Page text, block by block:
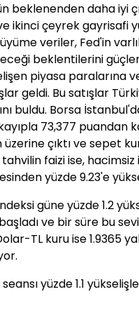
beklenenden daha iyi
ikinci çeyrek gayrisafi
veriler, Fed'in
beklentilerini
piyasa paralarına
geldi. Bu satışlar
buldu. Borsa
73,377 puandan
üzerine çıktı ve sepet
faizi ise,
yüzde 9.23'e
güne yüzde 1.2
ve bir süre bu
TL kuru ise 1.9365
yüzde 1.1